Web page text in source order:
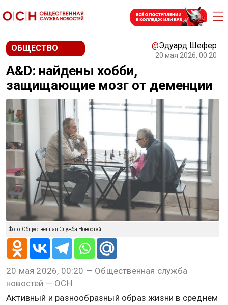
ОБЩЕСТВО @Эдуард Шефер
20 мая 2026, 00:20
A&D: найдены хобби,
защищающие мозг от деменции
Фото: Общественная Служба Новостей
20 мая 2026, 00:20 — Общественная служба
новостей — ОСН
Активный и разнообразный образ жизни в среднем